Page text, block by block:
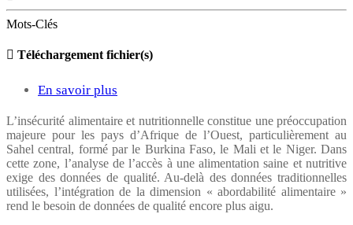
in
of
climate
change:
A
Mots-Clés
Téléchargement fichier(s)
En savoir plus
de
la
qualité
des
L’insécurité alimentaire et nutritionnelle constitue une préoccupation
majeure pour les pays d’Afrique de l’Ouest, particulièrement au
Sahel central, formé par le Burkina Faso, le Mali et le Niger. Dans
cette zone, l’analyse de l’accès à une alimentation saine et nutritive
exige des données de qualité. Au-delà des données traditionnelles
utilisées, l’intégration de la dimension « abordabilité alimentaire »
rend le besoin de données de qualité encore plus aigu.